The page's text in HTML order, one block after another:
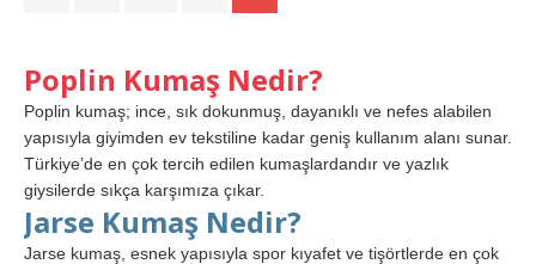
Poplin Kumaş Nedir?
Poplin kumaş; ince, sık dokunmuş, dayanıklı ve nefes alabilen
yapısıyla giyimden ev tekstiline kadar geniş kullanım alanı sunar.
Türkiye’de en çok tercih edilen kumaşlardandır ve yazlık
giysilerde sıkça karşımıza çıkar.
Jarse Kumaş Nedir?
Jarse kumaş, esnek yapısıyla spor kıyafet ve tişörtlerde en çok